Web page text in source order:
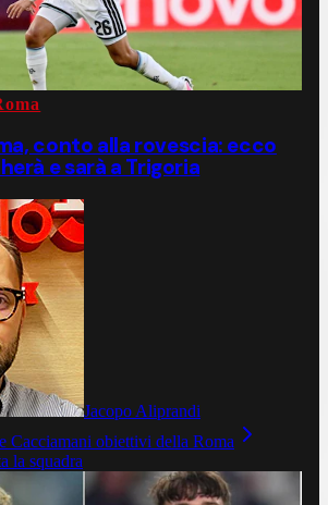
conto alla rovescia: ecco
e sarà a Trigoria
Jacopo Aliprandi
Cacciamani obiettivi della Roma
la squadra